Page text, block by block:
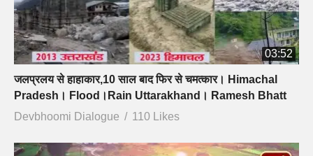
03:52
जलप्रलय से हाहाकार,10 साल बाद फिर से चमत्कार। Himachal
Pradesh। Flood।Rain Uttarakhand। Ramesh Bhatt
Devbhoomi Dialogue
110 Likes